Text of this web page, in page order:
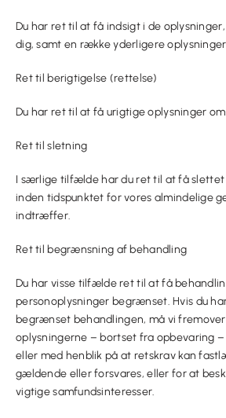
Du har ret til at få indsigt i de
dig, samt en række yderligere
Ret til berigtigelse (rettelse)
Du har ret til at få urigtige oplysninger
Ret til sletning
I særlige tilfælde har du ret til at få slettet
inden tidspunktet for vores almindelige
indtræffer.
Ret til begrænsning af behandling
Du har visse tilfælde ret til at få
personoplysninger begrænset. Hvis du
begrænset behandlingen, må vi
oplysningerne – bortset fra opbevaring
eller med henblik på at retskrav kan
gældende eller forsvares, eller for at
vigtige samfundsinteresser.